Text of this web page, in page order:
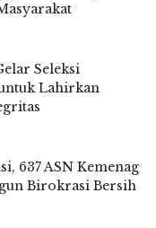
Seleksi
Lahirkan
637 ASN Kemenag
Birokrasi Bersih